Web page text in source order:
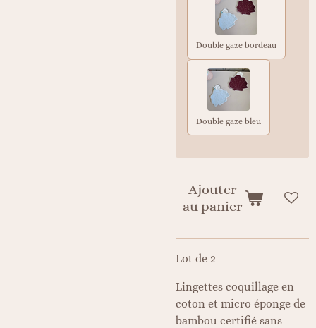
Double gaze bordeau
Double gaze bleu
Ajouter
au panier
Lot de 2
Lingettes coquillage en
coton et micro éponge de
bambou certifié sans